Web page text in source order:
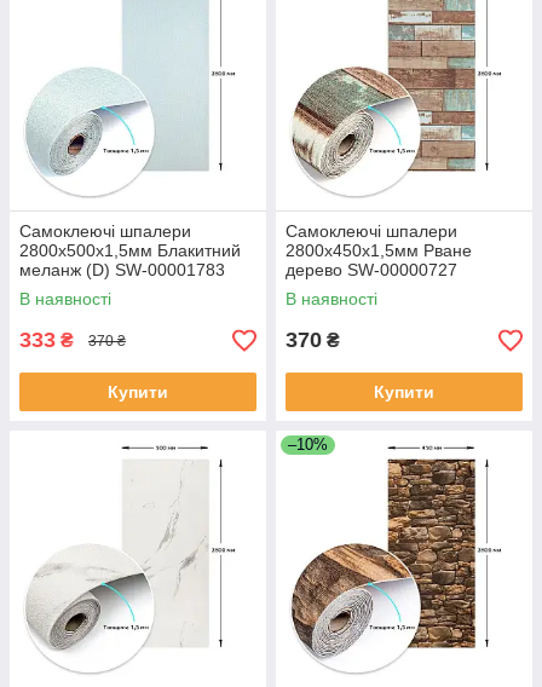
Самоклеючі шпалери
2800х500х1,5мм Блакитний
меланж (D) SW-00001783
В наявності
333 ₴ 370 ₴
Купити
Самоклеючі шпалери
2800х450х1,5мм Рване
дерево SW-00000727
В наявності
370 ₴
Купити
–10%